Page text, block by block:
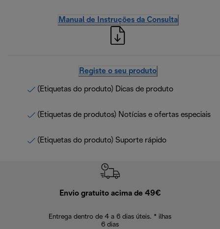
Manual de Instruções da Consulta
Registe o seu produto
(Etiquetas do produto) Dicas de produto
(Etiquetas de produtos) Notícias e ofertas especiais
(Etiquetas do produto) Suporte rápido
Envio gratuito acima de 49€
Entrega dentro de 4 a 6 dias úteis. * ilhas
6 dias